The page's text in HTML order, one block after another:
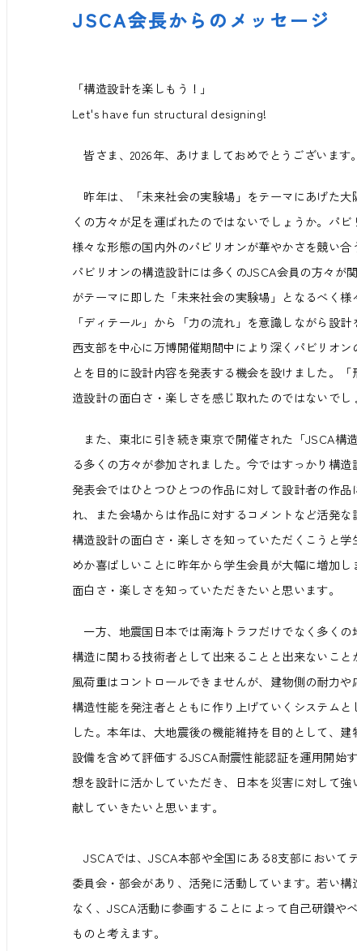
JSCA会長からのメッセージ
「構造設計を楽しもう！」
Let's have fun structural designing!
皆さま、2026年、あけましておめでとうございます。
昨年は、「未来社会の実験場」をテーマにあげた
くの方々が足を運ばれたのではないでしょうか。パ
様々な形態の国内外のパビリオンが華やかさを競い
パビリオンの構造設計には多くのJSCA会員の方々が
がテーマに即した「未来社会の実験場」となるべく
「ディテール」から「力の流れ」を意識しながら設
西支部を中心に万博開催期間中により深くパビリオ
とを目的に設計内容を発表する機会を設けました。
造設計の面白さ・楽しさを感じ取れたのではないでし
また、東北に引き続き東京で開催された「JSCA構
る多くの方々が参加されました。今ではすっかり構造
発表会ではひとつひとつの作品に対して設計者の作
れ、また会場からは作品に対するコメントなど活発
構造設計の面白さ・楽しさを知っていただくこうと
めか喜ばしいことに昨年から学生会員が大幅に増加
面白さ・楽しさを知っていただきたいと思います。
一方、地震国日本では南海トラフだけでなく多く
構造に関わる技術者として出来ることと出来ないこ
風荷重はコントロールできませんが、建物側の耐力
構造性能を発注者とともに作り上げていくシステム
した。本年は、大地震後の機能維持を目的として、
設備を含めて評価するJSCA耐震性能認証を運用開始
想を設計に活かしていただき、日本を災害に対して
献していきたいと思います。
JSCAでは、JSCA本部や全国にある8支部において
委員会・部会があり、活発に活動しています。若い
なく、JSCA活動に参画することによって自己研鑽や
ものと考えます。